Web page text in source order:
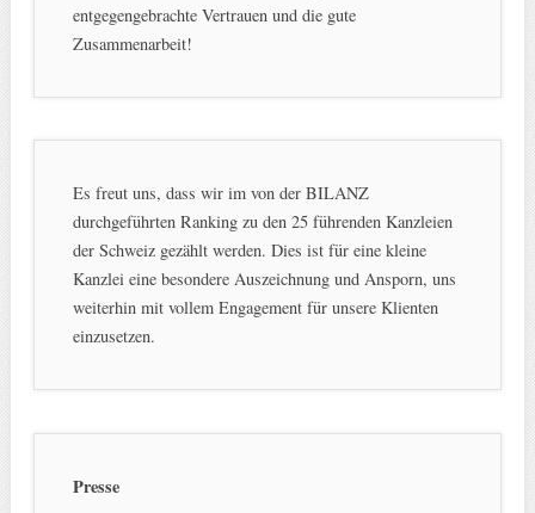
entgegengebrachte Vertrauen und die gute
Zusammenarbeit!
Es freut uns, dass wir im von der BILANZ
durchgeführten Ranking zu den 25 führenden Kanzleien
der Schweiz gezählt werden. Dies ist für eine kleine
Kanzlei eine besondere Auszeichnung und Ansporn, uns
weiterhin mit vollem Engagement für unsere Klienten
einzusetzen.
Presse